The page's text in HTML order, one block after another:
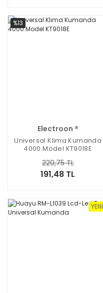
%13
Electroon ®
Universal Klima Kumanda
4000 Model KT9018E
191,48 TL
220,75 TL
YENI